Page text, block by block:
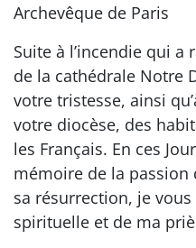
Archevêque de Paris
Suite à l’incendie qui a
de la cathédrale Notre
votre tristesse, ainsi
votre diocèse, des
les Français. En ces
mémoire de la passion
sa résurrection, je
spirituelle et de ma